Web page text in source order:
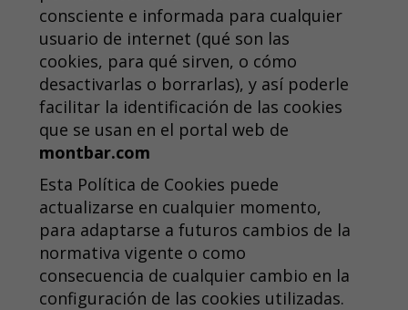
consciente e informada para cualquier
usuario de internet (qué son las
cookies, para qué sirven, o cómo
desactivarlas o borrarlas), y así poderle
facilitar la identificación de las cookies
que se usan en el portal web de
montbar.com
Esta Política de Cookies puede
actualizarse en cualquier momento,
para adaptarse a futuros cambios de la
normativa vigente o como
consecuencia de cualquier cambio en la
configuración de las cookies utilizadas.